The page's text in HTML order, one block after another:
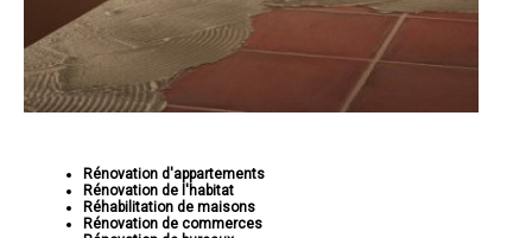
Rénovation d'appartements
Rénovation de l'habitat
Réhabilitation de maisons
Rénovation de commerces